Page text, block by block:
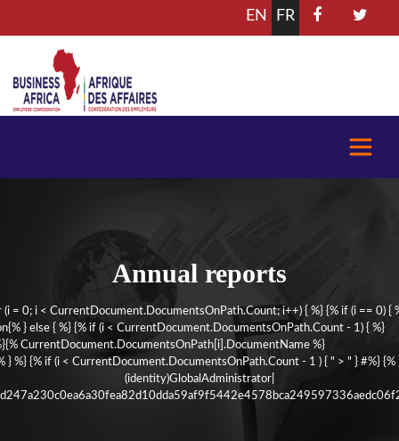
EN FR
Annual reports
(i = 0; i < CurrentDocument.DocumentsOnPath.Count; i++) { %} {% if (i == 0) {
{% } else { %} {% if (i < CurrentDocument.DocumentsOnPath.Count - 1) { %}
CurrentDocument.DocumentsOnPath[i].DocumentName %}
} %} {% if (i < CurrentDocument.DocumentsOnPath.Count - 1 ) { " > " } #%} {%
(identity)GlobalAdministrator|